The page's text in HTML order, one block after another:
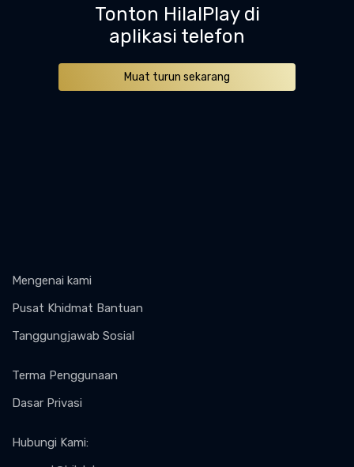
Tonton HilalPlay di
aplikasi telefon
Muat turun sekarang
Mengenai kami
Pusat Khidmat Bantuan
Tanggungjawab Sosial
Terma Penggunaan
Dasar Privasi
Hubungi Kami: